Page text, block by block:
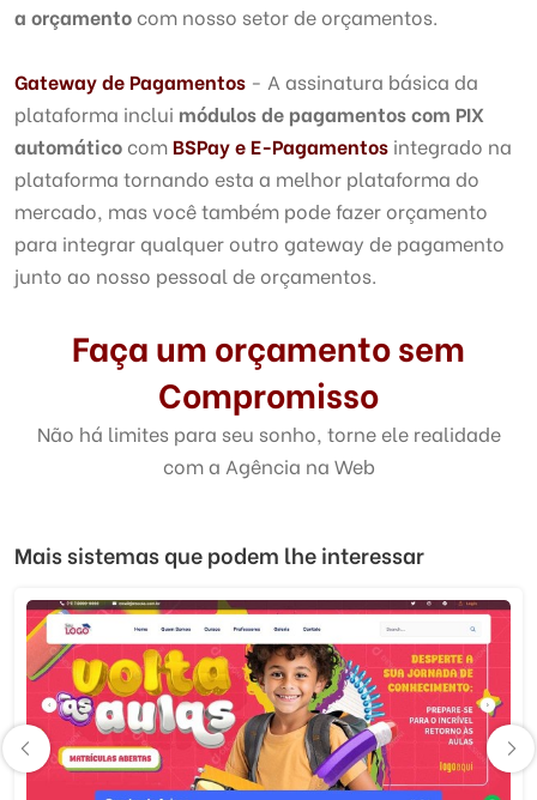
a orçamento com nosso setor de orçamentos.
Gateway de Pagamentos - A assinatura básica da
plataforma inclui módulos de pagamentos com PIX
automático comBSPay e E-Pagamentos integrado na
plataforma tornando esta a melhor plataforma do
mercado, mas você também pode fazer orçamento
para integrar qualquer outro gateway de pagamento
junto ao nosso pessoal de orçamentos.
Faça um orçamento sem
Compromisso
Não há limites para seu sonho, torne ele realidade
com a Agência na Web
Mais sistemas que podem lhe interessar